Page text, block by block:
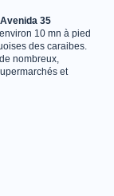
35
10 mn à pied
des caraibes.
nombreux,
et